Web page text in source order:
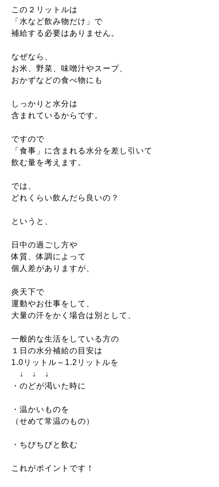
この２リットルは
「水など飲み物だけ」で
補給する必要はありません。
なぜなら、
お米、野菜、味噌汁やスープ、
おかずなどの食べ物にも
しっかりと水分は
含まれているからです。
ですので
「食事」に含まれる水分を差し引いて
飲む量を考えます。
では、
どれくらい飲んだら良いの？
というと、
日中の過ごし方や
体質、体調によって
個人差がありますが、
炎天下で
運動やお仕事をして、
大量の汗をかく場合は別として、
一般的な生活をしている方の
１日の水分補給の目安は
1.0リットル～1.2リットルを
↓ ↓ ↓
・のどが渇いた時に
・温かいものを
（せめて常温のもの）
・ちびちびと飲む
これがポイントです！